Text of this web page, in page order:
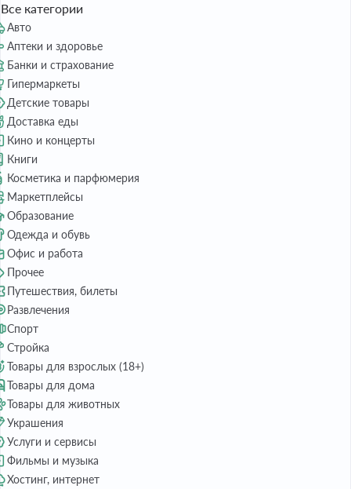
Все категории
Авто
Аптеки и здоровье
Банки и страхование
Гипермаркеты
Детские товары
Доставка еды
Кино и концерты
Книги
Косметика и парфюмерия
Маркетплейсы
Образование
Одежда и обувь
Офис и работа
Прочее
Путешествия, билеты
Развлечения
Спорт
Стройка
Товары для взрослых (18+)
Товары для дома
Товары для животных
Украшения
Услуги и сервисы
Фильмы и музыка
Хостинг, интернет